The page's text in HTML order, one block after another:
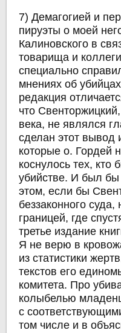
7) Демагогией и
пируэты о моей
Калиновского в
товарища и
специально
мнениях об
редакция
что
века, не являлся
сделан этот вывод
которые о. Гордей
коснулось тех, кто
убийстве. И был бы
этом, если бы
беззаконного
границей, где
третье издание
Я не верю в
из статистики
текстов его
комитета. Про
колыбелью
с
том числе и в